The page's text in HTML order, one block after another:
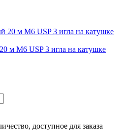
м М6 USP 3 игла на катушке
доступное для заказа